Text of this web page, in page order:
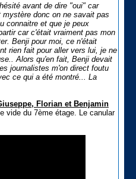
avant de dire "oui" car
donc on ne savait pas
connaitre et que je peux
car c'était vraiment pas mon
Benji pour moi, ce n'était
rien fait pour aller vers lui, je ne
Alors qu'en fait, Benji devait
journalistes m'on direct foutu
ce qui a été montré... La
Florian et Benjamin
vide du 7ème étage. Le canular